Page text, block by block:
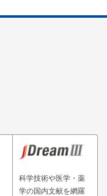
科学技術や医学・薬
学の国内文献を網羅